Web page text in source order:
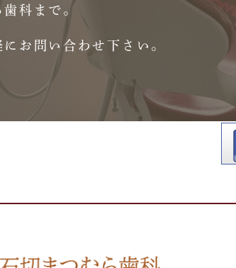
科まで。
お問い合わせ下さい。